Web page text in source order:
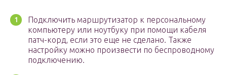
Подключить маршрутизатор к персональному
компьютеру или ноутбуку при помощи кабеля
патч-корд, если это еще не сделано. Также
настройку можно произвести по беспроводному
подключению.